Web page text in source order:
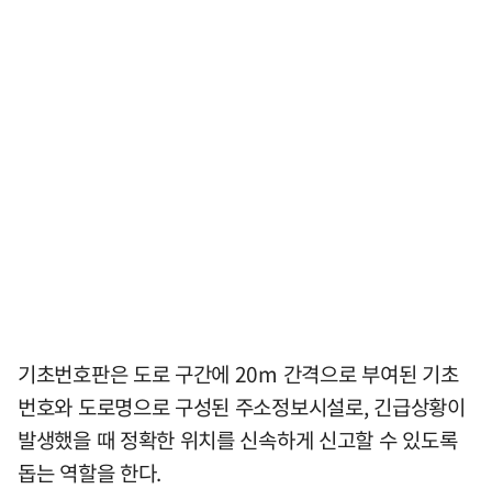
기초번호판은 도로 구간에 20m 간격으로 부여된 기초
번호와 도로명으로 구성된 주소정보시설로, 긴급상황이
발생했을 때 정확한 위치를 신속하게 신고할 수 있도록
돕는 역할을 한다.